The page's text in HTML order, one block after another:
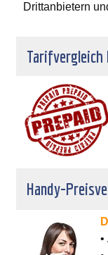
Drittanbietern
Tarifvergleich
Handy-